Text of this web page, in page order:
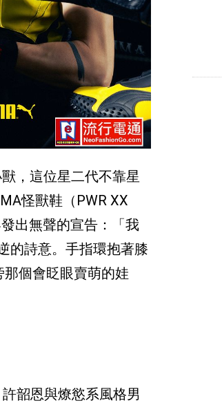
，這位星二代不靠星
怪獸鞋（PWR XX
出無聲的宣告：「我
的詩意。手指環抱著膝
個會眨眼賣萌的娃
韶恩與燎慾系風格男